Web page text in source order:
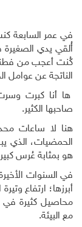
في عمر السابعة
أُلقي يدي الصغيرة
كُنت أعجب من
الناتجة عن عوامل
ها أنا كبرت
صاحبها الكثير.
هنا لا ساعات
الحمضيات، الذي
هو بمثابة عُرس
في السنوات
أبرزها؛ ارتفاع
محاصيل كثيرة
مع البيئة.